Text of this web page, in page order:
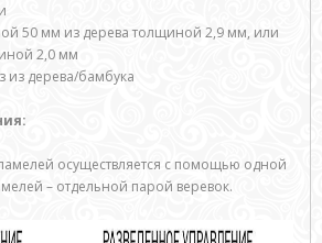
50 мм из дерева толщиной 2,9 мм, или
2,0 мм
из дерева/бамбука
осуществляется с помощью одной
– отдельной парой веревок.